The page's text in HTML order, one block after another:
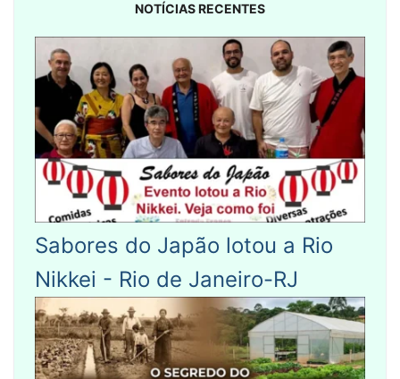
NOTÍCIAS RECENTES
Sabores do Japão lotou a Rio
Nikkei - Rio de Janeiro-RJ